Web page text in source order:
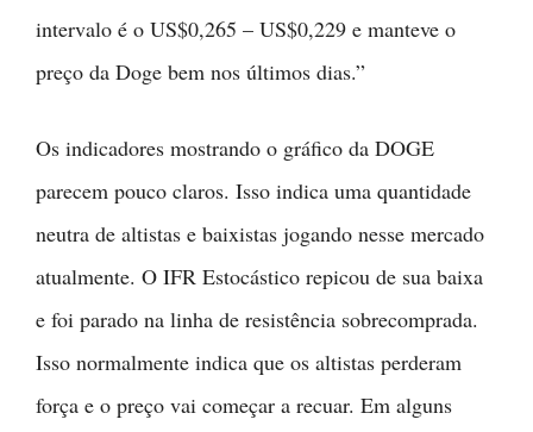
intervalo é o US$0,265 – US$0,229 e manteve o
preço da Doge bem nos últimos dias.”
Os indicadores mostrando o gráfico da DOGE
parecem pouco claros. Isso indica uma quantidade
neutra de altistas e baixistas jogando nesse mercado
atualmente. O IFR Estocástico repicou de sua baixa
e foi parado na linha de resistência sobrecomprada.
Isso normalmente indica que os altistas perderam
força e o preço vai começar a recuar. Em alguns